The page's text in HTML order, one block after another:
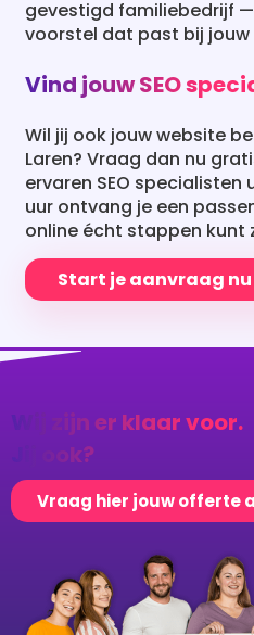
Vind jouw SEO
Wil jij ook jouw website
Laren? Vraag dan nu
ervaren SEO specialisten
uur ontvang je een
online écht stappen kunt
Start je aanvraag nu
Wij zijn er klaar voor.
Vraag hier jouw offerte